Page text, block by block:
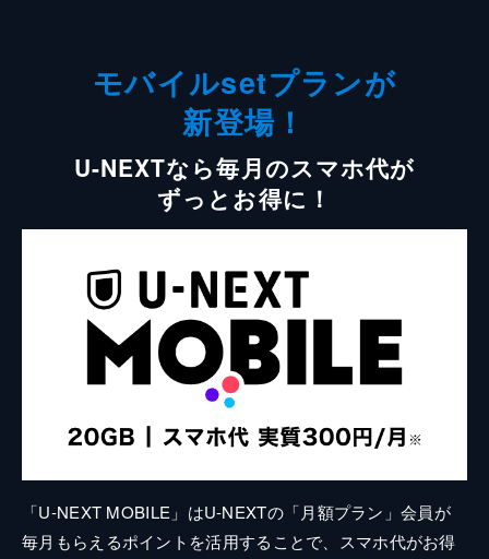
モバイルsetプランが
新登場！
U-NEXTなら毎月のスマホ代が
ずっとお得に！
「U-NEXT MOBILE」はU-NEXTの「月額プラン」会員が
毎月もらえるポイントを活用することで、スマホ代がお得